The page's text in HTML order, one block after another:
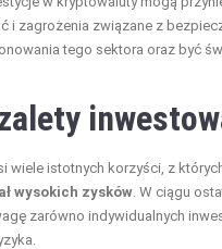
i zagrożenia związane z
tego sektora oraz być
wiele istotnych korzyści, z
wysokich zysków . W ciągu
zarówno indywidualnych